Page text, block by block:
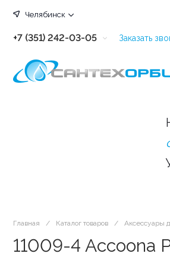
Челябинск
+7 (351) 242-03-05
+7 (351) 242-03-63
Заказать
Главная / Каталог товаров / Аксессуары
11009-4 Accoona